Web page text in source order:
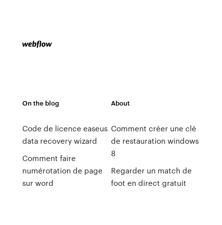
On the blog
Code de licence easeus
data recovery wizard
Comment faire
numérotation de page
sur word
About
Comment créer une clé
de restauration windows
8
Regarder un match de
foot en direct gratuit